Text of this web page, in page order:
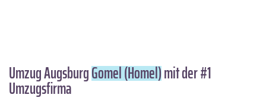
Umzug AugsburgGomel (Homel)mit der #1
Umzugsfirma